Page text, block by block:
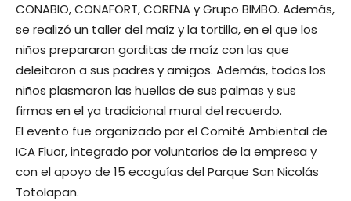
CONABIO, CONAFORT, CORENA y Grupo BIMBO. Además,
se realizó un taller del maíz y la tortilla, en el que los
niños prepararon gorditas de maíz con las que
deleitaron a sus padres y amigos. Además, todos los
niños plasmaron las huellas de sus palmas y sus
firmas en el ya tradicional mural del recuerdo.
El evento fue organizado por el Comité Ambiental de
ICA Fluor, integrado por voluntarios de la empresa y
con el apoyo de 15 ecoguías del Parque San Nicolás
Totolapan.